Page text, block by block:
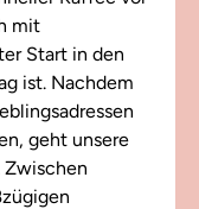
mit
Start in den
ist. Nachdem
geht unsere
Zwischen